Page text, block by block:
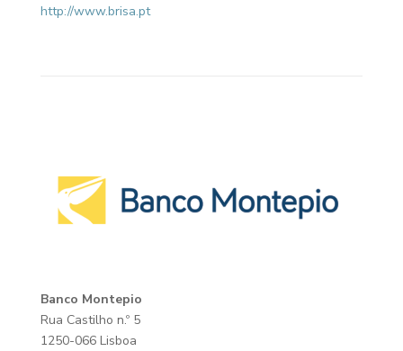
http://www.brisa.pt
Banco Montepio
Rua Castilho n.º 5
1250-066 Lisboa